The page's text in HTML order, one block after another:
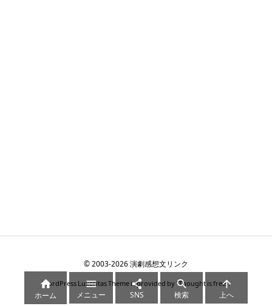
©2003-2026演劇感想文リンク
WordPress Luxeritas Theme is provided by "Thought is free".

ホーム

メニュー

SNS

検索

上へ